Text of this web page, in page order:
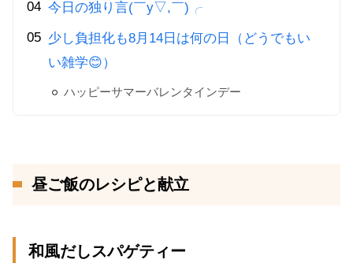
今日の独り言(￣y▽,￣)╭
少し負担化も8月14日は何の日（どうでもい
い雑学😊）
ハッピーサマーバレンタインデー
昼ご飯のレシピと献立
和風だしスパゲティー